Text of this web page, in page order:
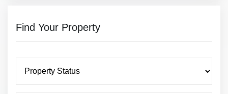
Find Your Property